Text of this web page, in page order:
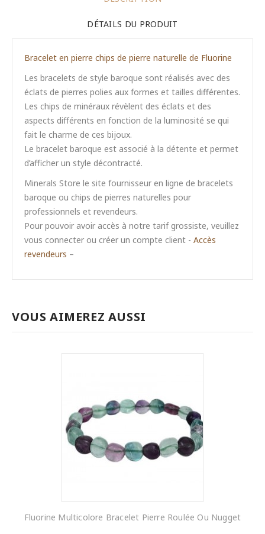
DÉTAILS DU PRODUIT
Bracelet en pierre chips de pierre naturelle de Fluorine
Les bracelets de style baroque sont réalisés avec des
éclats de pierres polies aux formes et tailles différentes.
Les chips de minéraux révèlent des éclats et des
aspects différents en fonction de la luminosité se qui
fait le charme de ces bijoux.
Le bracelet baroque est associé à la détente et permet
d’afficher un style décontracté.
Minerals Store le site fournisseur en ligne de bracelets
baroque ou chips de pierres naturelles pour
professionnels et revendeurs.
Pour pouvoir avoir accès à notre tarif grossiste, veuillez
vous connecter ou créer un compte client - Accès
revendeurs –
VOUS AIMEREZ AUSSI
Fluorine Multicolore Bracelet Pierre Roulée Ou Nugget